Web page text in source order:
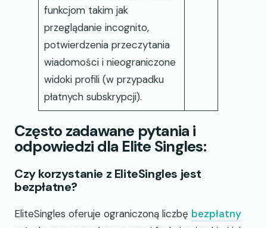
funkcjom takim jak
przeglądanie incognito,
potwierdzenia przeczytania
wiadomości i nieograniczone
widoki profili (w przypadku
płatnych subskrypcji).
Często zadawane pytania i
odpowiedzi dla Elite Singles:
Czy korzystanie z EliteSingles jest
bezpłatne?
EliteSingles oferuje ograniczoną liczbę bezpłatny